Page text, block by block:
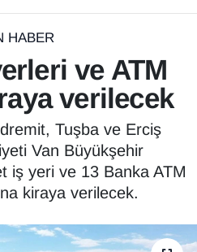
HABER
ve ATM
verilecek
Tuşba ve Erciş
Van Büyükşehir
iş yeri ve 13 Banka ATM
kiraya verilecek.
Haritası
ve Fikstür